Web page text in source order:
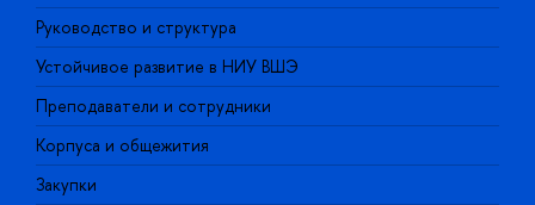
Руководство и структура
Устойчивое развитие в НИУ ВШЭ
Преподаватели и сотрудники
Корпуса и общежития
Закупки